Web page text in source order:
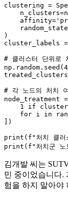
clustering =
    affinity=
)
cluster_labels
# 클러스터 단위로
np.random.seed(
# 각 노드의 처치
node_treatment
1
if
for i in
])
print ( f"처치 클러
print ( f"처치군
김개발 씨는
민 중이었습니다.
험을 하지 말아야